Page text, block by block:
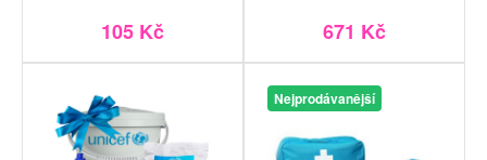
105 Kč 671 Kč
Nejprodávanější